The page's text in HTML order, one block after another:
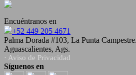
Encuéntranos en
+52 449 205 4671
Palma Dorada #103, La Punta
Aguascalientes, Ags.
· Aviso de Privacidad
Síguenos en